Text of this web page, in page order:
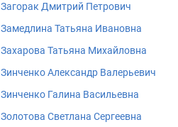
Загорак Дмитрий Петрович
Замедлина Татьяна Ивановна
Захарова Татьяна Михайловна
Зинченко Александр Валерьевич
Зинченко Галина Васильевна
Золотова Светлана Сергеевна